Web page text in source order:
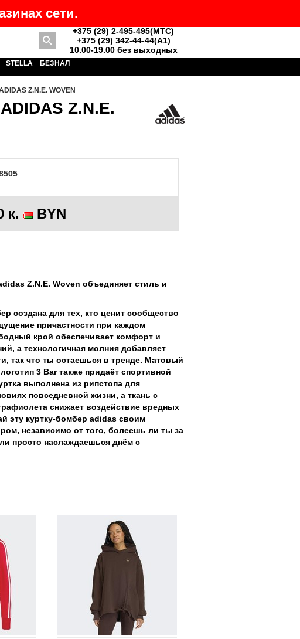
сети.
Поиск
+375 (29) 2-495-495(MTC)
+375 (29) 342-44-44(A1)
10.00-19.00 без выходных
STELLA БЕЗНАЛ
Z.N.E. WOVEN
Z.N.E.
к. BYN
Z.N.E. Woven объединяет стиль и
создана для тех, кто ценит сообщество
причастности при каждом
крой обеспечивает комфорт и
а технологичная молния добавляет
так что ты остаешься в тренде. Матовый
3 Bar также придаёт спортивной
выполнена из рипстопа для
повседневной жизни, а ткань с
снижает воздействие вредных
эту куртку-бомбер adidas своим
независимо от того, болеешь ли ты за
просто наслаждаешься днём с